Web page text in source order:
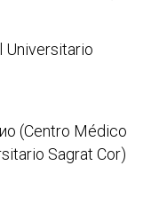
(Centro Médico
Sagrat Cor)